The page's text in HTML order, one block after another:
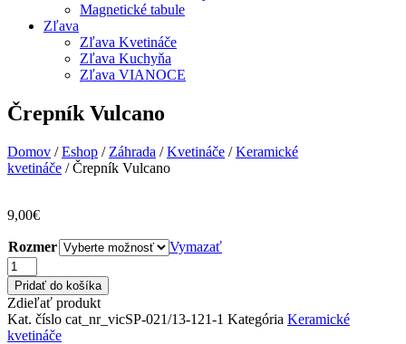
Magnetické tabule
Zľava
Zľava Kvetináče
Zľava Kuchyňa
Zľava VIANOCE
Črepník Vulcano
Domov /Eshop / Záhrada /Kvetináče /Keramické
kvetináče / Črepník Vulcano
9,00€
Rozmer
Vymazať
množstvo
Črepník
Vulcano
Pridať do košíka
Zdieľať produkt
Kat. číslo cat_nr_vicSP-021/13-121-1 Kategória Keramické
kvetináče